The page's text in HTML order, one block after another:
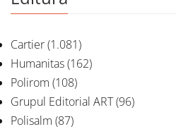
Cartier(1.081)
Humanitas(162)
Polirom (108)
Grupul Editorial ART(96)
Polisalm (87)